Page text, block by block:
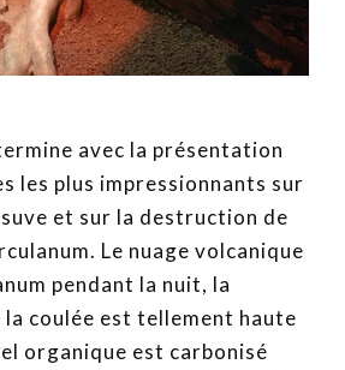
avec la présentation
les plus impressionnants sur
et sur la destruction de
Le nuage volcanique
pendant la nuit, la
coulée est tellement haute
organique est carbonisé